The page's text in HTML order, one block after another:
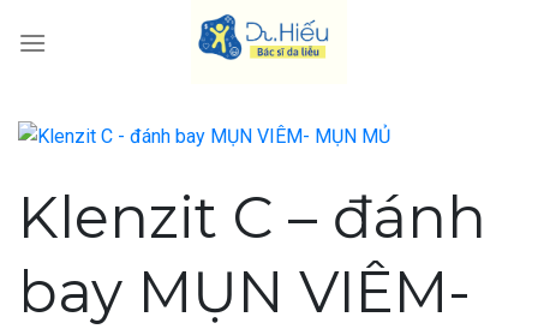
Klenzit C – đánh
bay MỤN VIÊM-